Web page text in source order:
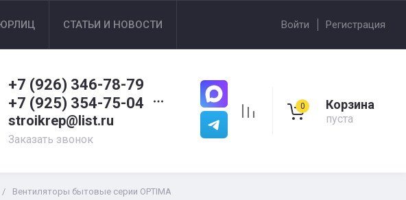
СТАТЬИ И НОВОСТИ Войти Регистрация
+7 (926) 346-78-79
+7 (925) 354-75-04
stroikrep@list.ru
Заказать звонок
0 Корзина
пуста
/ Вентиляторы бытовые серии OPTIMA